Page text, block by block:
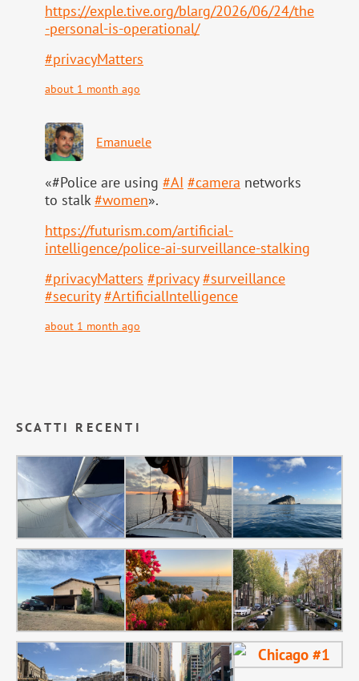
https://exple.tive.org/blarg/2026/06/24/the
-personal-is-operational/
#privacyMatters
about 1 month ago
Emanuele
«#Police are using #AI #camera networks
to stalk #women».
https://futurism.com/artificial-
intelligence/police-ai-surveillance-stalking
#privacyMatters #privacy #surveillance
#security #ArtificialIntelligence
about 1 month ago
SCATTI RECENTI